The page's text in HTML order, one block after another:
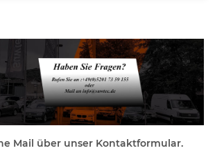
Mail über unser Kontaktformular.